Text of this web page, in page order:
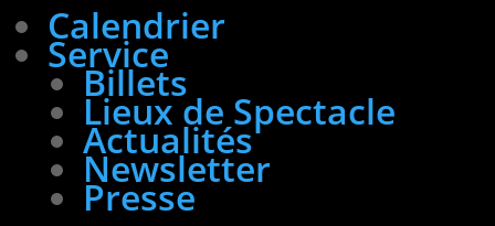
Calendrier
Service
Billets
Lieux de Spectacle
Actualités
Newsletter
Presse